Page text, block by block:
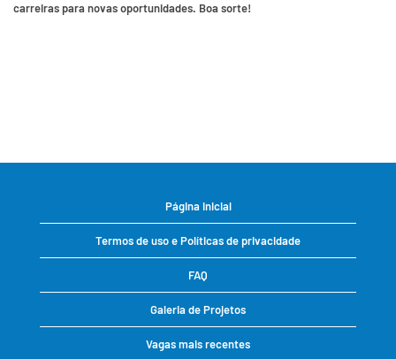
carreiras para novas oportunidades. Boa sorte!
Página inicial
Termos de uso e Políticas de privacidade
FAQ
Galeria de Projetos
Vagas mais recentes